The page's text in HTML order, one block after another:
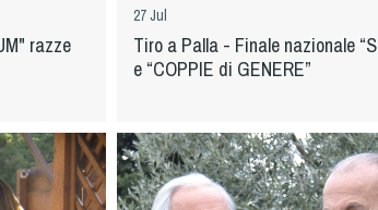
razze
27 Jul
Tiro a Palla - Finale nazionale
e “COPPIE di GENERE”